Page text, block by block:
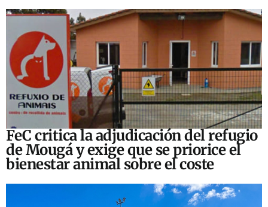
FeC critica la adjudicación del refugio
de Mougá y exige que se priorice el
bienestar animal sobre el coste